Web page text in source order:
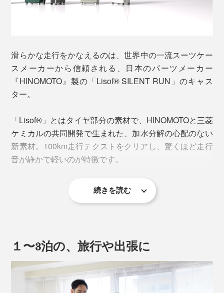
チェックインカウンターでの手続き、立ち止まってチケ
ットや地図を確認、搭乗までの待ち時間。ジャケットや
手荷物をちょい置きしたい時は、ハンドルが「ハンガー
ラック」に早変わり！
土産物のショッパーや傘、バックパック、機内で羽織る
上着も手放しできるから、驚くほど身軽に。
滑らかな走行をかなえるのは、世界中の一流スーツケー
スメーカーから信頼される、日本のパーツメーカー
『HINOMOTO』製の「Lisof® SILENT RUN」のキャス
ター。
「Lisof®」とはタイヤ部分の素材で、HINOMOTOと三菱
ケミカルの共同開発で生まれた、加水分解の心配のない
新素材。100km走行テクストをクリアし、驚くほど走行
音が静かで軽いのが特徴です。
続きを読む
１〜3泊の、旅行や出張に